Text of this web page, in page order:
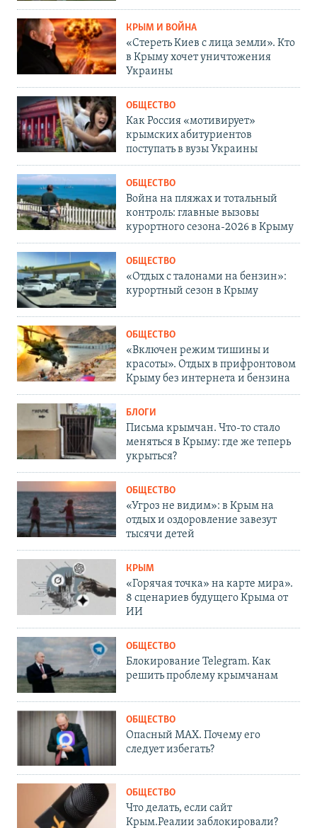
КРЫМ И ВОЙНА
«Стереть Киев с лица земли». Кто
в Крыму хочет уничтожения
Украины
ОБЩЕСТВО
Как Россия «мотивирует»
крымских абитуриентов
поступать в вузы Украины
ОБЩЕСТВО
Война на пляжах и тотальный
контроль: главные вызовы
курортного сезона-2026 в Крыму
ОБЩЕСТВО
«Отдых с талонами на бензин»:
курортный сезон в Крыму
ОБЩЕСТВО
«Включен режим тишины и
красоты». Отдых в прифронтовом
Крыму без интернета и бензина
БЛОГИ
Письма крымчан. Что-то стало
меняться в Крыму: где же теперь
укрыться?
ОБЩЕСТВО
«Угроз не видим»: в Крым на
отдых и оздоровление завезут
тысячи детей
КРЫМ
«Горячая точка» на карте мира».
8 сценариев будущего Крыма от
ИИ
ОБЩЕСТВО
Блокирование Telegram. Как
решить проблему крымчанам
ОБЩЕСТВО
Опасный MAX. Почему его
следует избегать?
ОБЩЕСТВО
Что делать, если сайт
Крым.Реалии заблокировали?